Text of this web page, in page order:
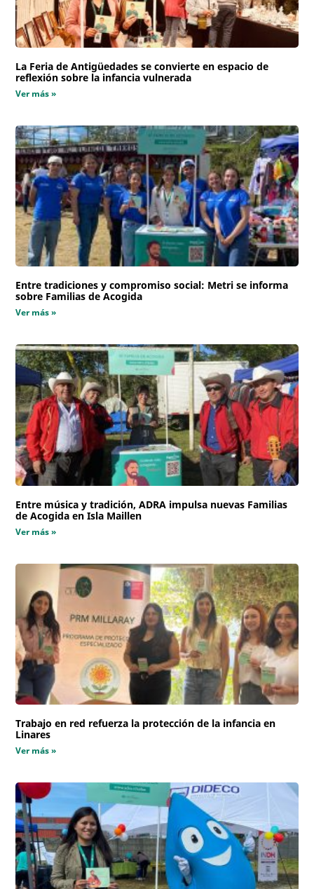
La Feria de Antigüedades se convierte en espacio de
reflexión sobre la infancia vulnerada
Ver más »
Entre tradiciones y compromiso social: Metri se informa
sobre Familias de Acogida
Ver más »
Entre música y tradición, ADRA impulsa nuevas Familias
de Acogida en Isla Maillen
Ver más »
Trabajo en red refuerza la protección de la infancia en
Linares
Ver más »